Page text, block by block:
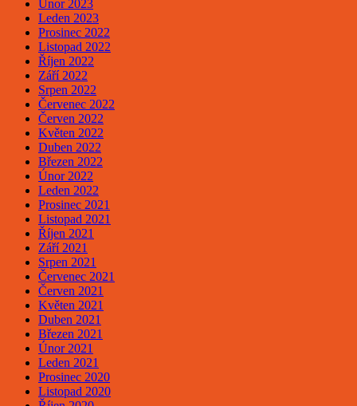
Únor 2023
Leden 2023
Prosinec 2022
Listopad 2022
Říjen 2022
Září 2022
Srpen 2022
Červenec 2022
Červen 2022
Květen 2022
Duben 2022
Březen 2022
Únor 2022
Leden 2022
Prosinec 2021
Listopad 2021
Říjen 2021
Září 2021
Srpen 2021
Červenec 2021
Červen 2021
Květen 2021
Duben 2021
Březen 2021
Únor 2021
Leden 2021
Prosinec 2020
Listopad 2020